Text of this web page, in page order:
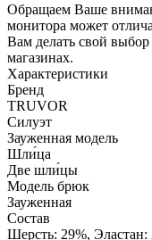
Обращаем Ваше
монитора может
Вам делать свой
магазинах.
Характеристики
Бренд
TRUVOR
Силуэт
Зауженная модель
Шли́ца
Две шли́цы
Модель брюк
Зауженная
Состав
Шерсть: 29%, Эластан: